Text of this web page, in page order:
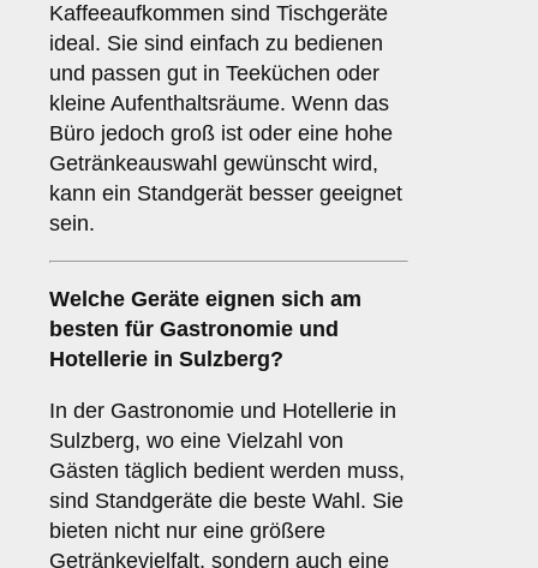
Kaffeeaufkommen sind Tischgeräte
ideal. Sie sind einfach zu bedienen
und passen gut in Teeküchen oder
kleine Aufenthaltsräume. Wenn das
Büro jedoch groß ist oder eine hohe
Getränkeauswahl gewünscht wird,
kann ein Standgerät besser geeignet
sein.
Welche Geräte eignen sich am
besten für Gastronomie und
Hotellerie in Sulzberg?
In der Gastronomie und Hotellerie in
Sulzberg, wo eine Vielzahl von
Gästen täglich bedient werden muss,
sind Standgeräte die beste Wahl. Sie
bieten nicht nur eine größere
Getränkevielfalt, sondern auch eine